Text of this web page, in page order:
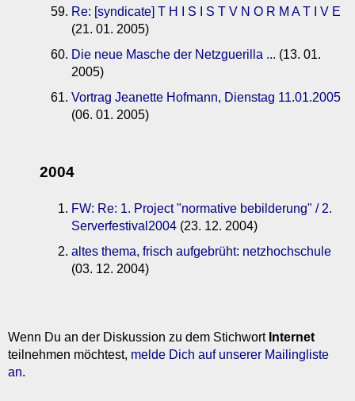
Re: [syndicate] T H I S I S T V N O R M A T I V E
(21. 01. 2005)
Die neue Masche der Netzguerilla ... (13. 01.
2005)
Vortrag Jeanette Hofmann, Dienstag 11.01.2005
(06. 01. 2005)
2004
FW: Re: 1. Project "normative bebilderung" / 2.
Serverfestival2004 (23. 12. 2004)
altes thema, frisch aufgebrüht: netzhochschule
(03. 12. 2004)
Wenn Du an der Diskussion zu dem Stichwort Internet
teilnehmen möchtest, melde Dich auf unserer Mailingliste
an.